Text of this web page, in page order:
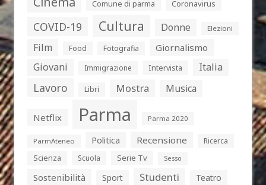
Comune di parma Coronavirus
COVID-19 Cultura Donne Elezioni
Film Food Fotografia Giornalismo
Giovani Immigrazione Intervista Italia
Lavoro Libri Mostra Musica
Netflix Parma Parma 2020
ParmAteneo Politica Recensione
Ricerca
Scienza
Scuola Serie Tv Sesso
Sostenibilità Sport Studenti Teatro